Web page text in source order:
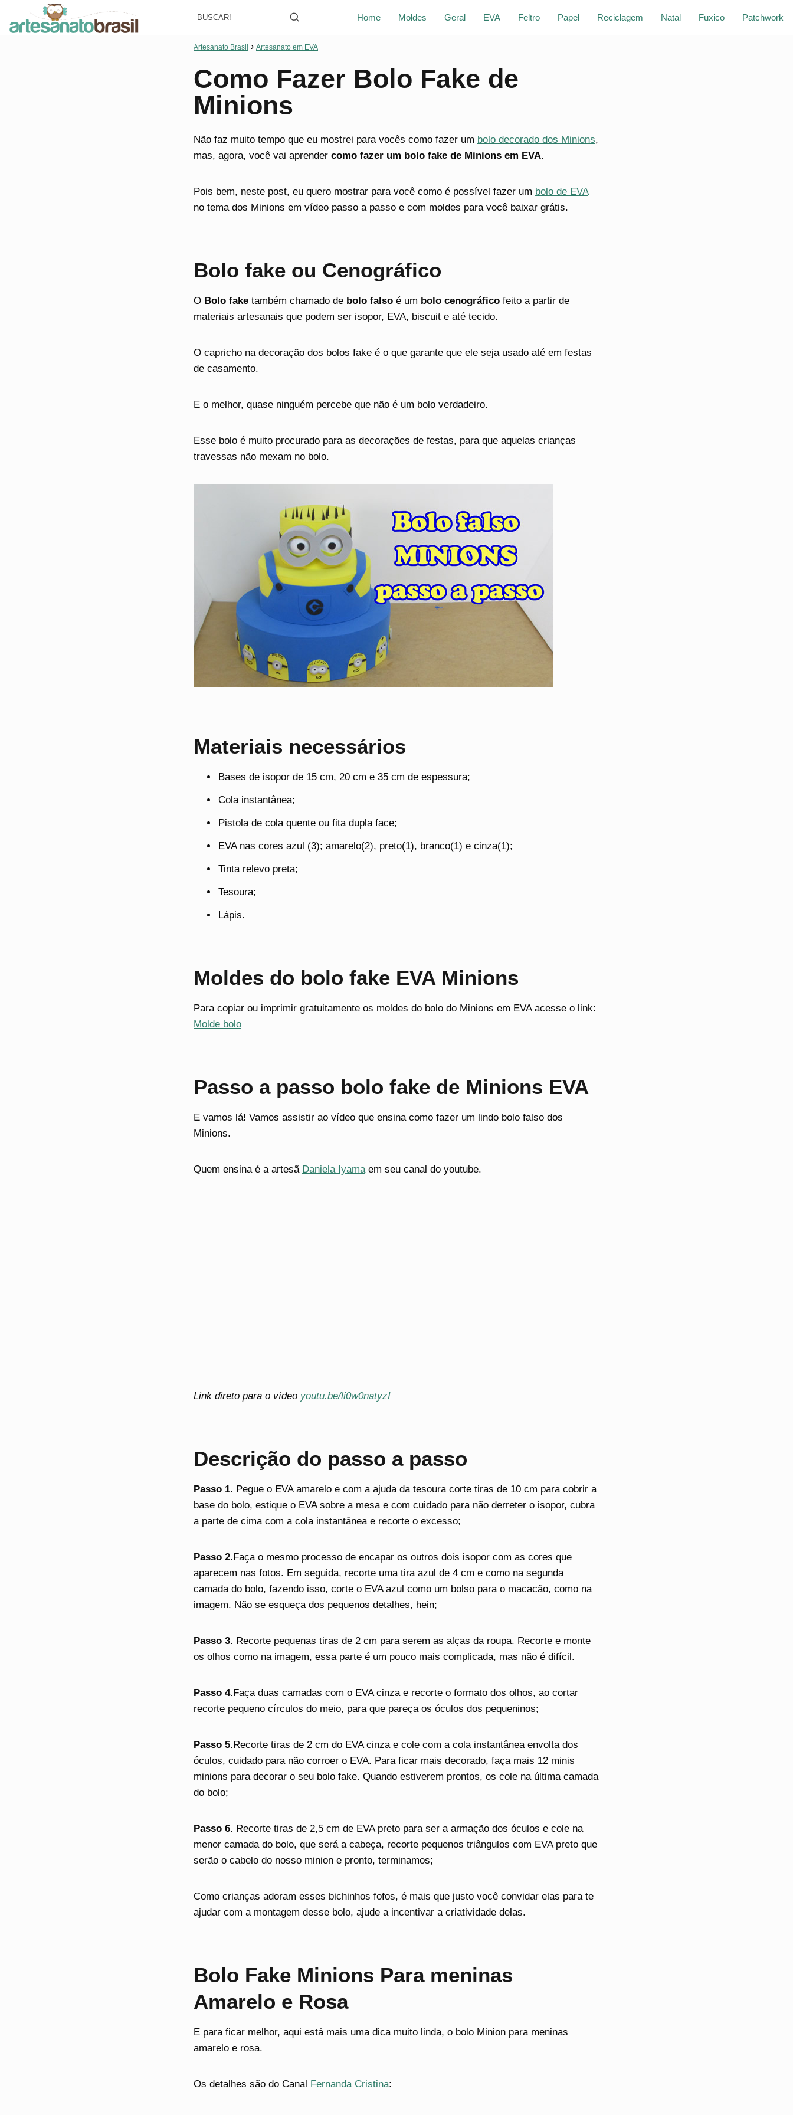
Home Moldes Geral EVA Feltro Papel Reciclagem Natal Fuxico Patchwork
Artesanato Brasil Artesanato em EVA
Como Fazer Bolo Fake de
Minions
Não faz muito tempo que eu mostrei para vocês como fazer um bolo decorado dos Minions,
mas, agora, você vai aprender como fazer um bolo fake de Minions em EVA.
Pois bem, neste post, eu quero mostrar para você como é possível fazer um bolo de EVA
no tema dos Minions em vídeo passo a passo e com moldes para você baixar grátis.
Bolo fake ou Cenográfico
O Bolo fake também chamado de bolo falso é um bolo cenográfico feito a partir de
materiais artesanais que podem ser isopor, EVA, biscuit e até tecido.
O capricho na decoração dos bolos fake é o que garante que ele seja usado até em festas
de casamento.
E o melhor, quase ninguém percebe que não é um bolo verdadeiro.
Esse bolo é muito procurado para as decorações de festas, para que aquelas crianças
travessas não mexam no bolo.
Materiais necessários
Bases de isopor de 15 cm, 20 cm e 35 cm de espessura;
Cola instantânea;
Pistola de cola quente ou fita dupla face;
EVA nas cores azul (3); amarelo(2), preto(1), branco(1) e cinza(1);
Tinta relevo preta;
Tesoura;
Lápis.
Moldes do bolo fake EVA Minions
Para copiar ou imprimir gratuitamente os moldes do bolo do Minions em EVA acesse o link:
Molde bolo
Passo a passo bolo fake de Minions EVA
E vamos lá! Vamos assistir ao vídeo que ensina como fazer um lindo bolo falso dos
Minions.
Quem ensina é a artesã Daniela Iyamaem seu canal do youtube.
Link direto para o vídeo youtu.be/li0w0natyzI
Descrição do passo a passo
Passo 1. Pegue o EVA amarelo e com a ajuda da tesoura corte tiras de 10 cm para cobrir a
base do bolo, estique o EVA sobre a mesa e com cuidado para não derreter o isopor, cubra
a parte de cima com a cola instantânea e recorte o excesso;
Passo 2.Faça o mesmo processo de encapar os outros dois isopor com as cores que
aparecem nas fotos. Em seguida, recorte uma tira azul de 4 cm e como na segunda
camada do bolo, fazendo isso, corte o EVA azul como um bolso para o macacão, como na
imagem. Não se esqueça dos pequenos detalhes, hein;
Passo 3. Recorte pequenas tiras de 2 cm para serem as alças da roupa. Recorte e monte
os olhos como na imagem, essa parte é um pouco mais complicada, mas não é difícil.
Passo 4.Faça duas camadas com o EVA cinza e recorte o formato dos olhos, ao cortar
recorte pequeno círculos do meio, para que pareça os óculos dos pequeninos;
Passo 5.Recorte tiras de 2 cm do EVA cinza e cole com a cola instantânea envolta dos
óculos, cuidado para não corroer o EVA. Para ficar mais decorado, faça mais 12 minis
minions para decorar o seu bolo fake. Quando estiverem prontos, os cole na última camada
do bolo;
Passo 6. Recorte tiras de 2,5 cm de EVA preto para ser a armação dos óculos e cole na
menor camada do bolo, que será a cabeça, recorte pequenos triângulos com EVA preto que
serão o cabelo do nosso minion e pronto, terminamos;
Como crianças adoram esses bichinhos fofos, é mais que justo você convidar elas para te
ajudar com a montagem desse bolo, ajude a incentivar a criatividade delas.
Bolo Fake Minions Para meninas
Amarelo e Rosa
E para ficar melhor, aqui está mais uma dica muito linda, o bolo Minion para meninas
amarelo e rosa.
Os detalhes são do Canal Fernanda Cristina: